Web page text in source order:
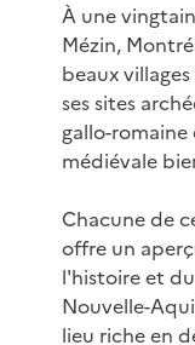
À une
Mézin,
beaux
ses sites
gallo-
médiévale
Chacune de
offre un
l'histoire et
Nouvelle-
lieu riche en